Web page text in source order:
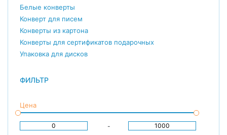
Белые конверты
Конверт для писем
Конверты из картона
Конверты для сертификатов подарочных
Упаковка для дисков
ФИЛЬТР
Цена
-